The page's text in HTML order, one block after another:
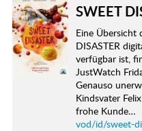
SWEET
Eine Übersicht
DISASTER
verfügbar ist,
JustWatch
Genauso
Kindsvater
frohe Kunde…
vod/id/sweet-